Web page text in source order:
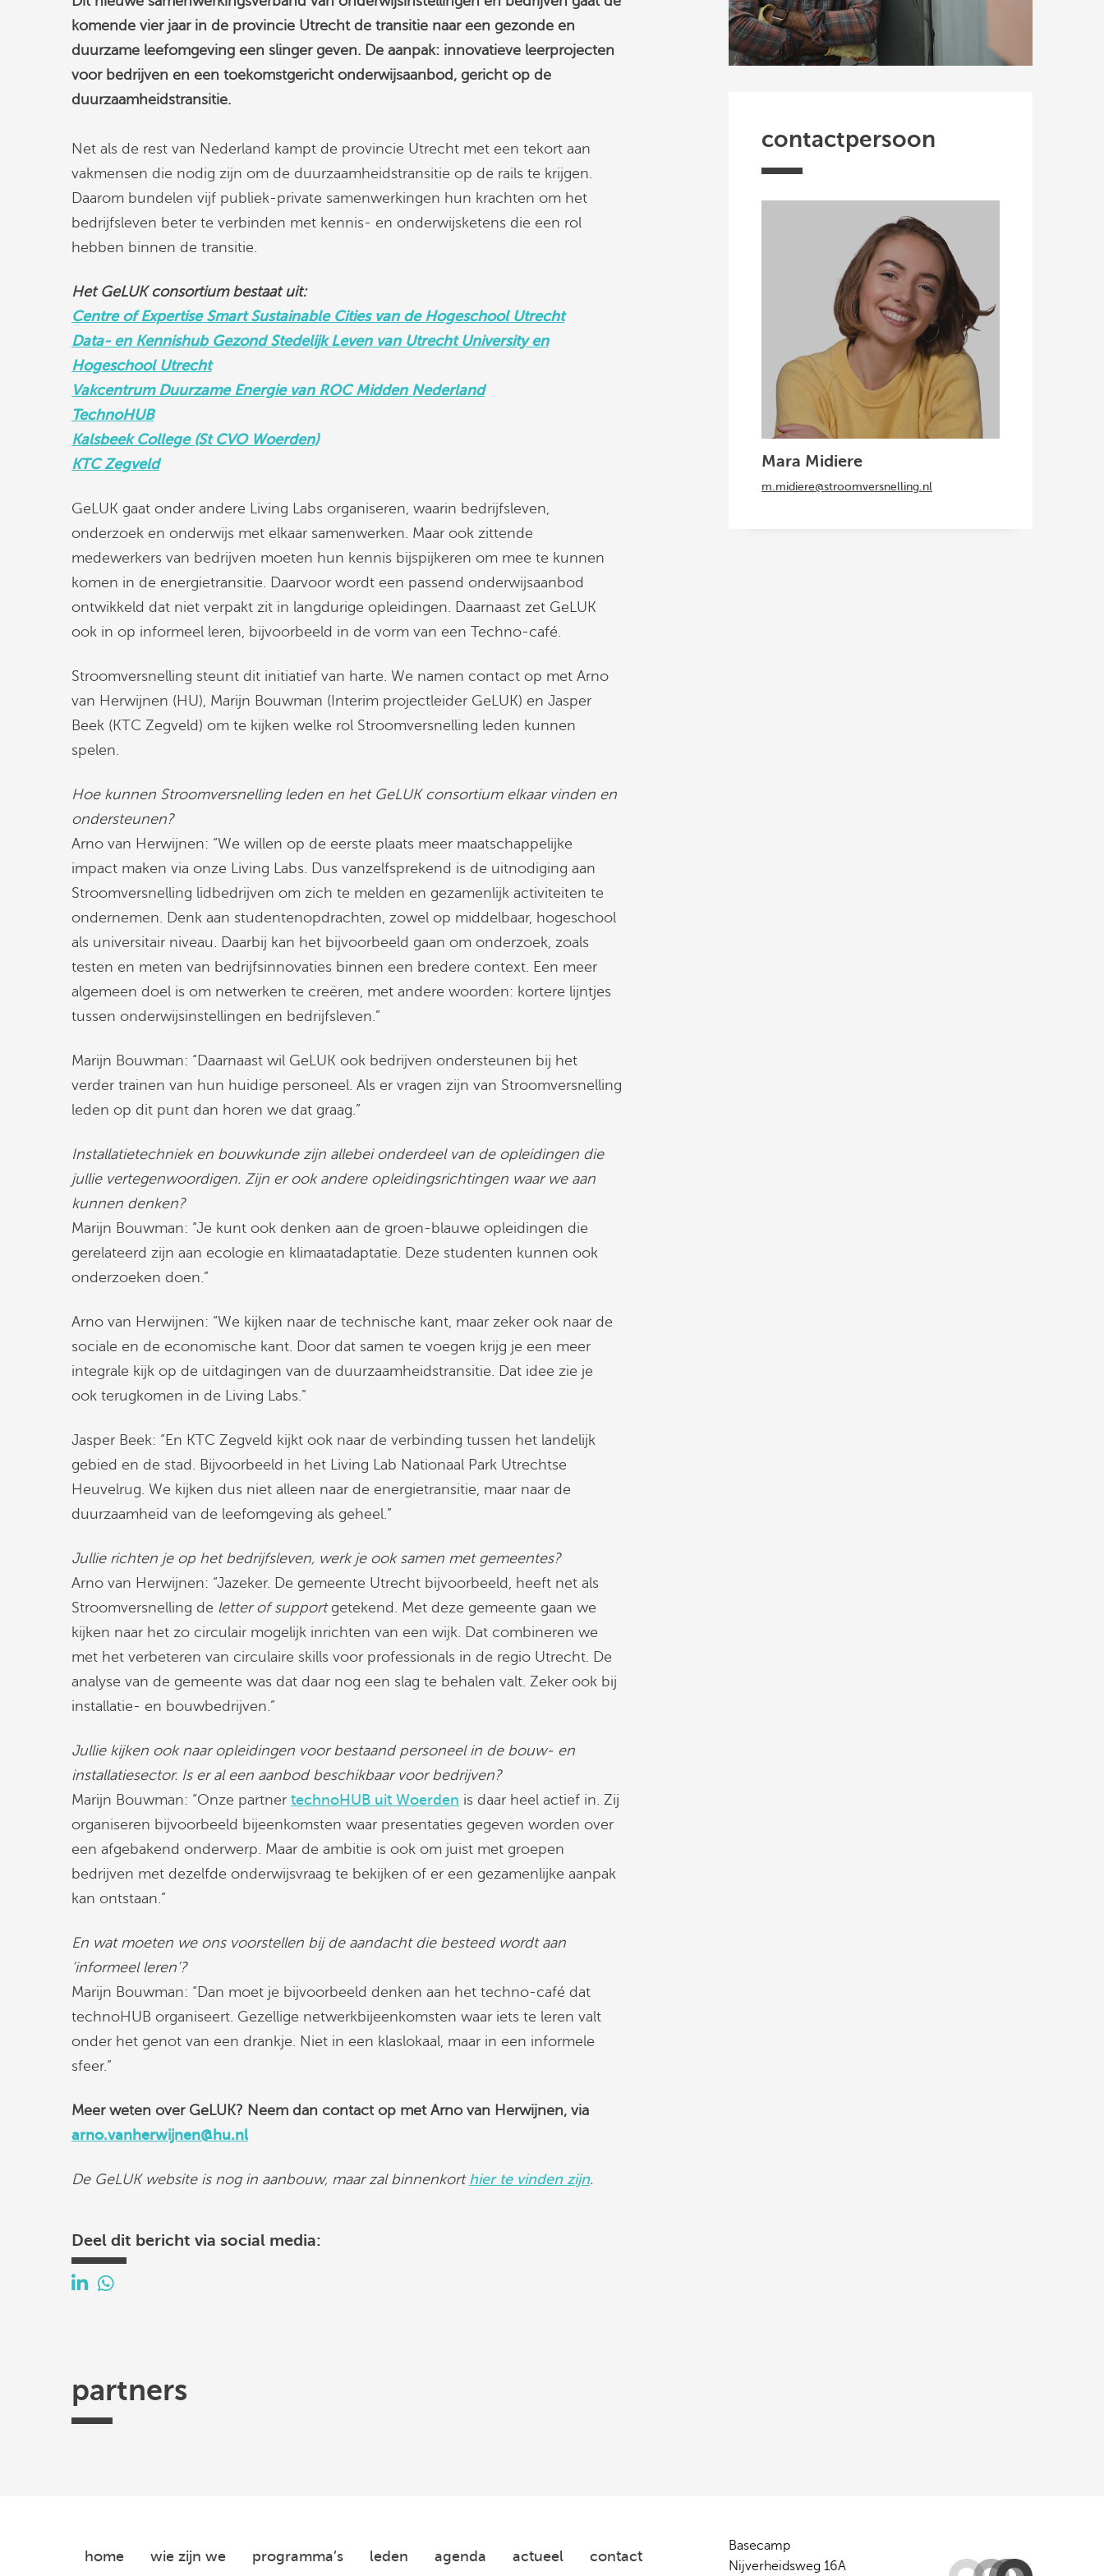
komende vier jaar in de provincie Utrecht de transitie naar een gezonde en
duurzame leefomgeving een slinger geven. De aanpak: innovatieve leerprojecten
voor bedrijven en een toekomstgericht onderwijsaanbod, gericht op de
duurzaamheidstransitie.
Net als de rest van Nederland kampt de provincie Utrecht met een tekort aan
vakmensen die nodig zijn om de duurzaamheidstransitie op de rails te krijgen.
Daarom bundelen vijf publiek-private samenwerkingen hun krachten om het
bedrijfsleven beter te verbinden met kennis- en onderwijsketens die een rol
hebben binnen de transitie.
Het GeLUK consortium bestaat uit:
Centre of Expertise Smart Sustainable Cities van de Hogeschool Utrecht
Data- en Kennishub Gezond Stedelijk Leven van Utrecht University en
Hogeschool Utrecht
Vakcentrum Duurzame Energie van ROC Midden Nederland
TechnoHUB
Kalsbeek College (St CVO Woerden)
KTC Zegveld
GeLUK gaat onder andere Living Labs organiseren, waarin bedrijfsleven,
onderzoek en onderwijs met elkaar samenwerken. Maar ook zittende
medewerkers van bedrijven moeten hun kennis bijspijkeren om mee te kunnen
komen in de energietransitie. Daarvoor wordt een passend onderwijsaanbod
ontwikkeld dat niet verpakt zit in langdurige opleidingen. Daarnaast zet GeLUK
ook in op informeel leren, bijvoorbeeld in de vorm van een Techno-café.
Stroomversnelling steunt dit initiatief van harte. We namen contact op met Arno
van Herwijnen (HU), Marijn Bouwman (Interim projectleider GeLUK) en Jasper
Beek (KTC Zegveld) om te kijken welke rol Stroomversnelling leden kunnen
spelen.
Hoe kunnen Stroomversnelling leden en het GeLUK consortium elkaar vinden en
ondersteunen?
Arno van Herwijnen: “We willen op de eerste plaats meer maatschappelijke
impact maken via onze Living Labs. Dus vanzelfsprekend is de uitnodiging aan
Stroomversnelling lidbedrijven om zich te melden en gezamenlijk activiteiten te
ondernemen. Denk aan studentenopdrachten, zowel op middelbaar, hogeschool
als universitair niveau. Daarbij kan het bijvoorbeeld gaan om onderzoek, zoals
testen en meten van bedrijfsinnovaties binnen een bredere context. Een meer
algemeen doel is om netwerken te creëren, met andere woorden: kortere lijntjes
tussen onderwijsinstellingen en bedrijfsleven.”
Marijn Bouwman: “Daarnaast wil GeLUK ook bedrijven ondersteunen bij het
verder trainen van hun huidige personeel. Als er vragen zijn van Stroomversnelling
leden op dit punt dan horen we dat graag.”
Installatietechniek en bouwkunde zijn allebei onderdeel van de opleidingen die
jullie vertegenwoordigen. Zijn er ook andere opleidingsrichtingen waar we aan
kunnen denken?
Marijn Bouwman: “Je kunt ook denken aan de groen-blauwe opleidingen die
gerelateerd zijn aan ecologie en klimaatadaptatie. Deze studenten kunnen ook
onderzoeken doen.”
Arno van Herwijnen: “We kijken naar de technische kant, maar zeker ook naar de
sociale en de economische kant. Door dat samen te voegen krijg je een meer
integrale kijk op de uitdagingen van de duurzaamheidstransitie. Dat idee zie je
ook terugkomen in de Living Labs.”
Jasper Beek: “En KTC Zegveld kijkt ook naar de verbinding tussen het landelijk
gebied en de stad. Bijvoorbeeld in het Living Lab Nationaal Park Utrechtse
Heuvelrug. We kijken dus niet alleen naar de energietransitie, maar naar de
duurzaamheid van de leefomgeving als geheel.”
Jullie richten je op het bedrijfsleven, werk je ook samen met gemeentes?
Arno van Herwijnen: “Jazeker. De gemeente Utrecht bijvoorbeeld, heeft net als
Stroomversnelling de letter of supportgetekend. Met deze gemeente gaan we
kijken naar het zo circulair mogelijk inrichten van een wijk. Dat combineren we
met het verbeteren van circulaire skills voor professionals in de regio Utrecht. De
analyse van de gemeente was dat daar nog een slag te behalen valt. Zeker ook bij
installatie- en bouwbedrijven.”
Jullie kijken ook naar opleidingen voor bestaand personeel in de bouw- en
installatiesector. Is er al een aanbod beschikbaar voor bedrijven?
Marijn Bouwman: “Onze partner technoHUB uit Woerden is daar heel actief in. Zij
organiseren bijvoorbeeld bijeenkomsten waar presentaties gegeven worden over
een afgebakend onderwerp. Maar de ambitie is ook om juist met groepen
bedrijven met dezelfde onderwijsvraag te bekijken of er een gezamenlijke aanpak
kan ontstaan.”
En wat moeten we ons voorstellen bij de aandacht die besteed wordt aan
‘informeel leren’?
Marijn Bouwman: “Dan moet je bijvoorbeeld denken aan het techno-café dat
technoHUB organiseert. Gezellige netwerkbijeenkomsten waar iets te leren valt
onder het genot van een drankje. Niet in een klaslokaal, maar in een informele
sfeer.”
Meer weten over GeLUK? Neem dan contact op met Arno van Herwijnen, via
arno.vanherwijnen@hu.nl
De GeLUK website is nog in aanbouw, maar zal binnenkort hier te vinden zijn.
Deel dit bericht via social media:
contactpersoon
Mara Midiere
m.midiere@stroomversnelling.nl
partners
Expertise
home wie zijn we programma’s leden agenda actueel contact
Basecamp
Nijverheidsweg 16A